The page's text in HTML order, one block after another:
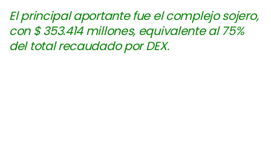
El principal aportante fue el complejo sojero,
con $ 353.414 millones, equivalente al 75%
del total recaudado por DEX.